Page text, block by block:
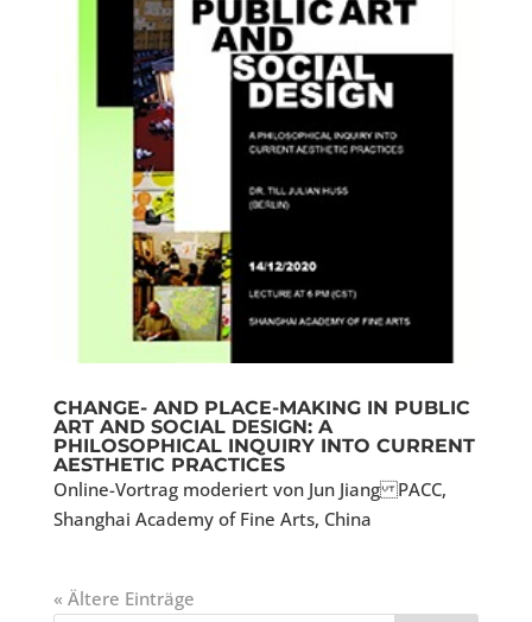
CHANGE- AND PLACE-MAKING IN PUBLIC
ART AND SOCIAL DESIGN: A
PHILOSOPHICAL INQUIRY INTO CURRENT
AESTHETIC PRACTICES
Online-Vortrag moderiert von Jun Jiang PACC,
Shanghai Academy of Fine Arts, China
« Ältere Einträge